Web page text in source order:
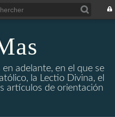
adelante, en el que se
la Lectio Divina, el
artículos de orientación